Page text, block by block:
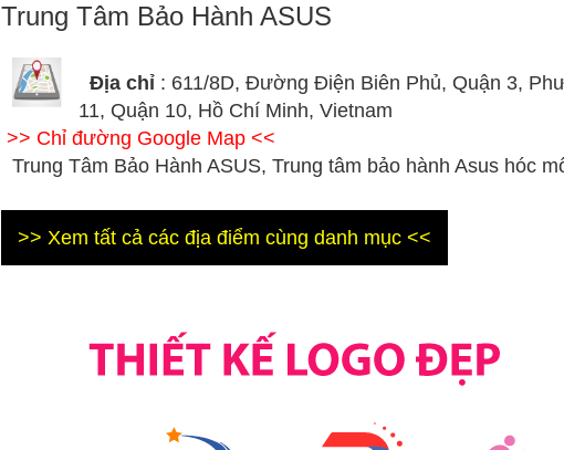
Trung Tâm Bảo Hành ASUS
Địa chỉ : 611/8D, Đường Điện Biên Phủ, Quận 3,
11, Quận 10, Hồ Chí Minh, Vietnam
>> Chỉ đường Google Map <<
Trung Tâm Bảo Hành ASUS, Trung tâm bảo hành Asus hóc
>> Xem tất cả các địa điểm cùng danh mục <<